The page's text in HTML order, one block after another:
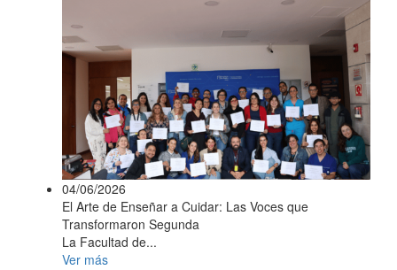
04/06/2026
El Arte de Enseñar a Cuidar: Las Voces que
Transformaron Segunda
La Facultad de...
Ver más